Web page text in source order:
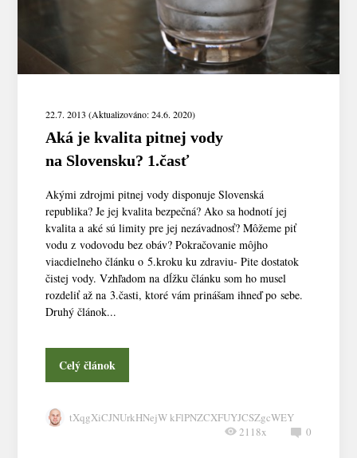
22.7. 2013 (Aktualizováno: 24.6. 2020)
Aká je kvalita pitnej vody
na Slovensku? 1.časť
Akými zdrojmi pitnej vody disponuje Slovenská
republika? Je jej kvalita bezpečná? Ako sa hodnotí jej
kvalita a aké sú limity pre jej nezávadnosť? Môžeme piť
vodu z vodovodu bez obáv? Pokračovanie môjho
viacdielneho článku o 5.kroku ku zdraviu- Pite dostatok
čistej vody. Vzhľadom na dĺžku článku som ho musel
rozdeliť až na 3.časti, ktoré vám prinášam ihneď po sebe.
Druhý článok...
Celý článok
tXqgXiCJNUrkHNejW kFlPNZCXFUYJCSZgcWEY
0
2118x